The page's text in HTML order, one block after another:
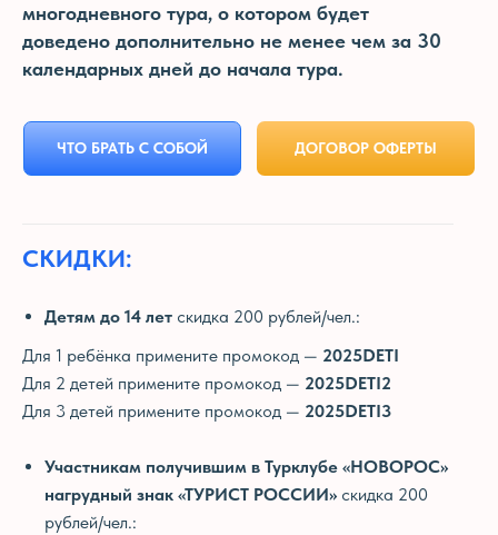
многодневного тура, о котором будет
доведено дополнительно не менее чем за 30
календарных дней до начала тура.
СКИДКИ:
Детям до 14 лет скидка 200 рублей/чел.:
Для 1 ребёнка примените промокод — 2025DETI
Для 2 детей примените промокод — 2025DETI2
Для 3 детей примените промокод — 2025DETI3
Участникам получившим в Турклубе «НОВОРОС»
нагрудный знак «ТУРИСТ РОССИИ» скидка 200
рублей/чел.:
Напишите нам
Задать вопрос в Telegram
tourclub-novoros@yandex.ru
Задать вопрос в WhatsApp
+7-999-412-33-33